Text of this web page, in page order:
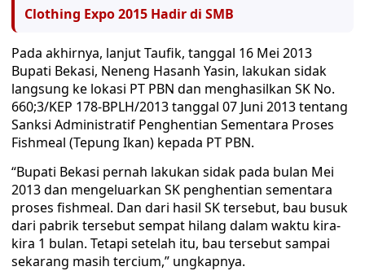
Clothing Expo 2015 Hadir di SMB
Pada akhirnya, lanjut Taufik, tanggal 16 Mei 2013
Bupati Bekasi, Neneng Hasanh Yasin, lakukan sidak
langsung ke lokasi PT PBN dan menghasilkan SK No.
660;3/KEP 178-BPLH/2013 tanggal 07 Juni 2013 tentang
Sanksi Administratif Penghentian Sementara Proses
Fishmeal (Tepung Ikan) kepada PT PBN.
“Bupati Bekasi pernah lakukan sidak pada bulan Mei
2013 dan mengeluarkan SK penghentian sementara
proses fishmeal. Dan dari hasil SK tersebut, bau busuk
dari pabrik tersebut sempat hilang dalam waktu kira-
kira 1 bulan. Tetapi setelah itu, bau tersebut sampai
sekarang masih tercium,” ungkapnya.